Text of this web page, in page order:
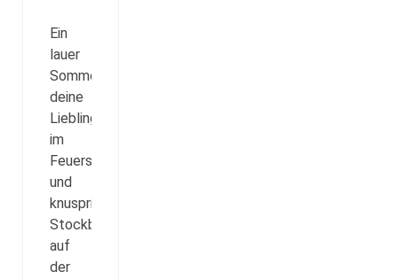
Ein
lauer
Sommerabend,
deine
Lieblingstiere
im
Feuerschein
und
knuspriges
Stockbrot
auf
der